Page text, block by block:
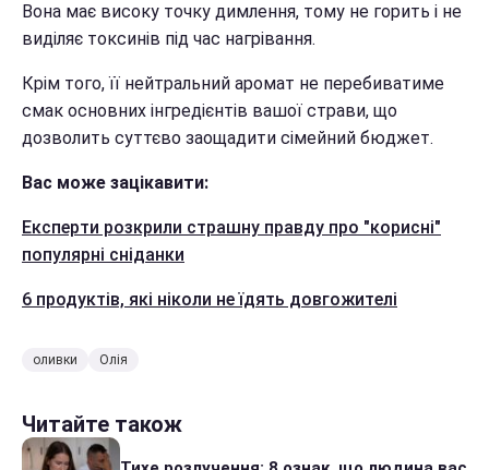
Вона має високу точку димлення, тому не горить і не
виділяє токсинів під час нагрівання.
Крім того, її нейтральний аромат не перебиватиме
смак основних інгредієнтів вашої страви, що
дозволить суттєво заощадити сімейний бюджет.
Вас може зацікавити:
Експерти розкрили страшну правду про "корисні"
популярні сніданки
6 продуктів, які ніколи не їдять довгожителі
оливки Олія
Читайте також